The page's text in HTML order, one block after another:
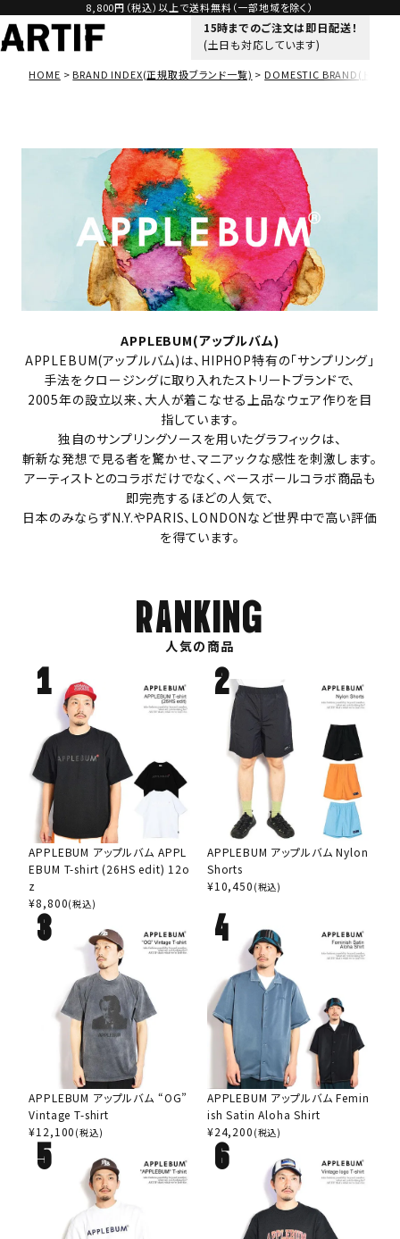
8,800円（税込）以上で送料無料（一部地域を除く）
15時までのご注文は即日配送！
(土日も対応しています)
HOME BRAND INDEX(正規取扱ブランド一覧) DOMESTIC BRAND(ドメステ
APPLEBUM(アップルバム)
APPLEBUM(アップルバム)は、HIPHOP特有の「サンプリング」
手法をクロージングに取り入れたストリートブランドで、
2005年の設立以来、大人が着こなせる上品なウェア作りを目
指しています。
独自のサンプリングソースを用いたグラフィックは、
斬新な発想で見る者を驚かせ、マニアックな感性を刺激します。
アーティストとのコラボだけでなく、ベースボールコラボ商品も
即完売するほどの人気で、
日本のみならずN.Y.やPARIS、LONDONなど世界中で高い評価
を得ています。
RANKING
人気の商品
APPLEBUM アップルバム APPL
EBUM T-shirt (26HS edit) 12o
z
¥8,800(税込)
APPLEBUM アップルバム Nylon
Shorts
¥10,450 (税込)
APPLEBUM アップルバム “OG”
Vintage T-shirt
¥12,100 (税込)
APPLEBUM アップルバム Femin
ish Satin Aloha Shirt
¥24,200 (税込)